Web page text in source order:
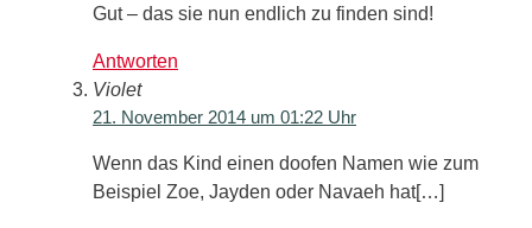
Gut – das sie nun endlich zu finden sind!
Antworten
Violet
21. November 2014 um 01:22 Uhr
Wenn das Kind einen doofen Namen wie zum
Beispiel Zoe, Jayden oder Navaeh hat[…]